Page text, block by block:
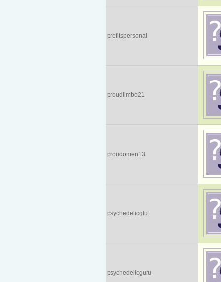
profitspersonal
proudlimbo21
proudomen13
psychedelicglut
psychedelicguru